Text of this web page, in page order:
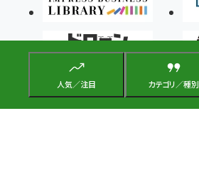
人気／注目 カテゴリ／種別